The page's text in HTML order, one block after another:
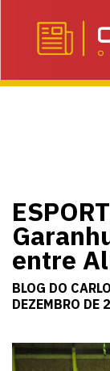
entre
BLOG DO
DEZEMBRO DE